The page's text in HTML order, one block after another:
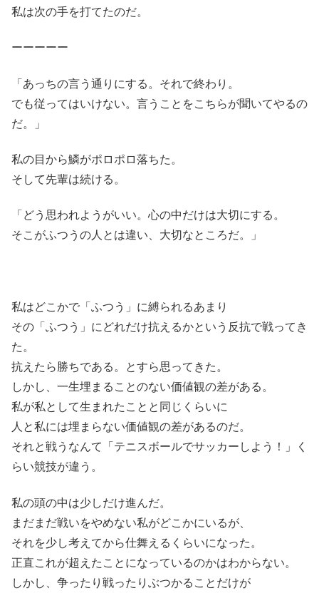
私は次の手を打てたのだ。
ーーーーー
「あっちの言う通りにする。それで終わり。
でも従ってはいけない。言うことをこちらが聞いてやるの
だ。」
私の目から鱗がポロポロ落ちた。
そして先輩は続ける。
「どう思われようがいい。心の中だけは大切にする。
そこがふつうの人とは違い、大切なところだ。」
私はどこかで「ふつう」に縛られるあまり
その「ふつう」にどれだけ抗えるかという反抗で戦ってき
た。
抗えたら勝ちである。とすら思ってきた。
しかし、一生埋まることのない価値観の差がある。
私が私として生まれたことと同じくらいに
人と私には埋まらない価値観の差があるのだ。
それと戦うなんて「テニスボールでサッカーしよう！」く
らい競技が違う。
私の頭の中は少しだけ進んだ。
まだまだ戦いをやめない私がどこかにいるが、
それを少し考えてから仕舞えるくらいになった。
正直これが超えたことになっているのかはわからない。
しかし、争ったり戦ったりぶつかることだけが